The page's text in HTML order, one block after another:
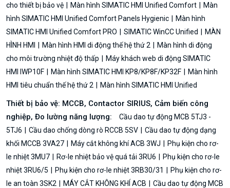
cho thiết bị bảo vệ
Màn hình SIMATIC HMI Unified Comfort
Màn
hình SIMATIC HMI Unified Comfort Panels Hygienic
Màn hình
SIMATIC HMI Unified Comfort PRO
SIMATIC WinCC Unified
MÀN
HÌNH HMI
Màn hình HMI di động thế hệ thứ 2
Màn hình di động
cho môi trường nhiệt độ thấp
Máy khách web di động SIMATIC
HMI IWP10F
Màn hình SIMATIC HMI KP8/KP8F/KP32F
Màn hình
HMI tiêu chuẩn thế hệ thứ 2
Màn hình SIMATIC HMI Unified
Thiết bị bảo vệ: MCCB, Contactor SIRIUS, Cảm biến công
nghiệp, Đo lường năng lượng:
Cầu dao tự động MCB 5TJ3 -
5TJ6
Cầu dao chống dòng rò RCCB 5SV
Cầu dao tự động dạng
khối MCCB 3VA27
Máy cắt không khí ACB 3WJ
Phụ kiện cho rơ-
le nhiệt 3MU7
Rơ-le nhiệt bảo vệ quá tải 3RU6
Phụ kiện cho rơ-le
nhiệt 3RU6/5
Phụ kiện cho rơ-le nhiệt 3RB30/31
Phụ kiện cho rơ-
le an toàn 3SK2
MÁY CẮT KHÔNG KHÍ ACB
Cầu dao tự động MCB